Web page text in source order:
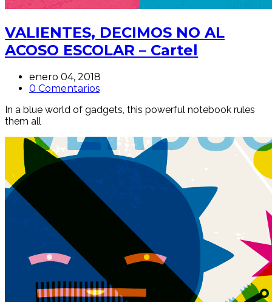
VALIENTES, DECIMOS NO AL
ACOSO ESCOLAR – Cartel
enero 04, 2018
0 Comentarios
In a blue world of gadgets, this powerful notebook rules
them all